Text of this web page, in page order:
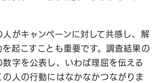
人がキャンペーンに対して共感し、解
起こすことも重要です。調査結果の
数字を公表し、いわば理屈を伝える
の人の行動にはなかなかつながりま